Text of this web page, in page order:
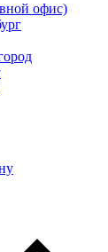
офис)